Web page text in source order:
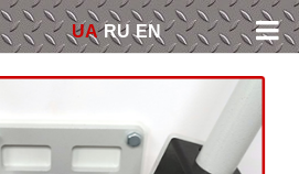
UA RU EN